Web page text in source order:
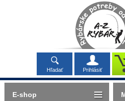
Hľadať Prihlásiť
E-shop